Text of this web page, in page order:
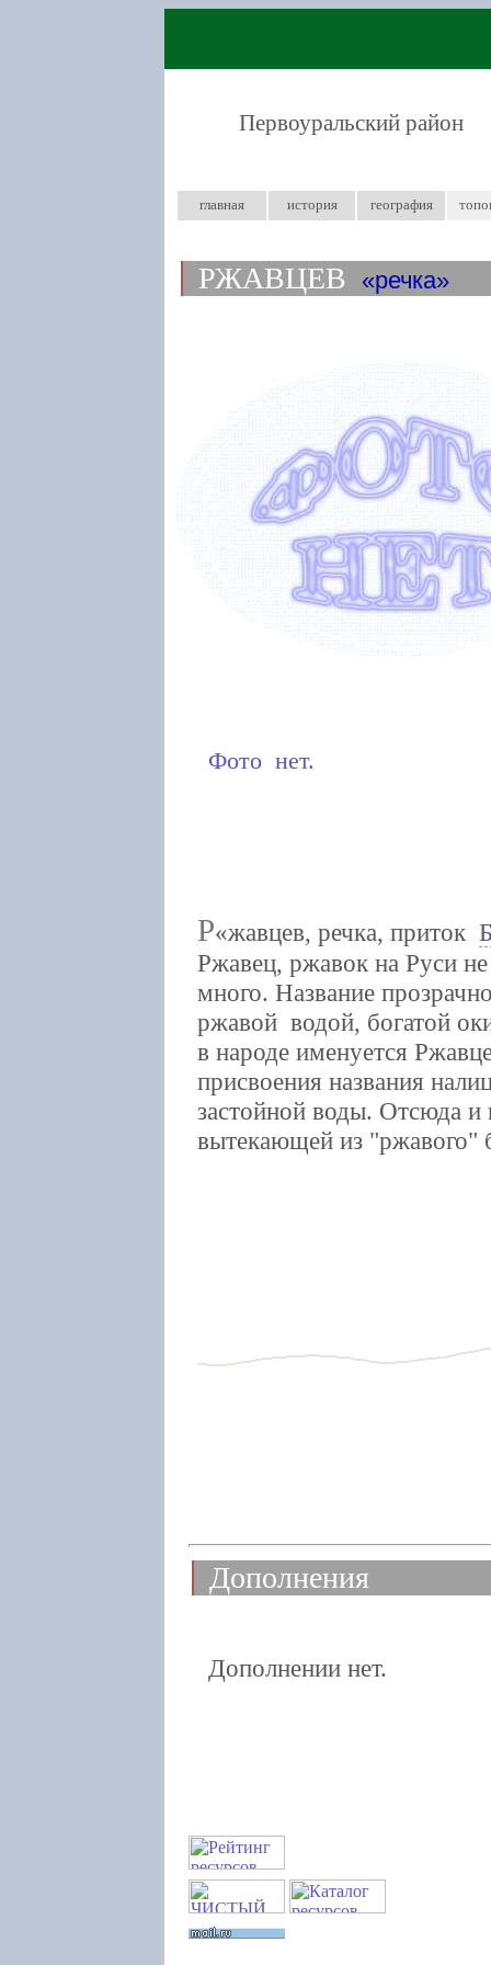
Первоуральский район
главная история география
РЖАВЦЕВ речка
Фото нет.
Р жавцев, речка, приток
Ржавец, ржавок на Руси
много. Название
ржавой водой, богатой
в народе именуется
присвоения названия
застойной воды. Отсюда и
вытекающей из "ржавого"
Дополнения
Дополнении нет.